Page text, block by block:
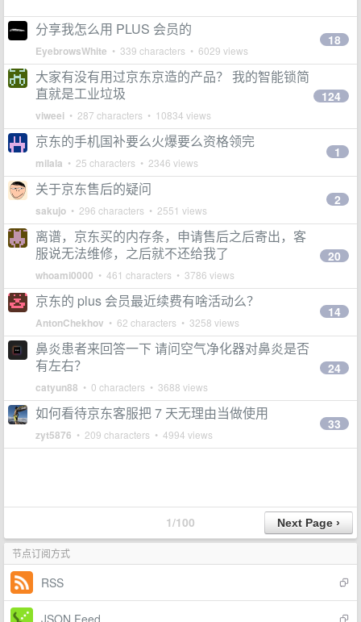
分享我怎么用 PLUS 会员的
EyebrowsWhite • 339 characters • 6029 views
18
大家有没有用过京东京造的产品？ 我的智能锁简
直就是工业垃圾
viweei • 287 characters • 10834 views
124
京东的手机国补要么火爆要么资格领完
milala • 25 characters • 2346 views
1
关于京东售后的疑问
sakujo • 296 characters • 2551 views
2
离谱，京东买的内存条，申请售后之后寄出，客
服说无法维修，之后就不还给我了
whoami0000 • 461 characters • 3786 views
20
京东的 plus 会员最近续费有啥活动么？
AntonChekhov • 62 characters • 3258 views
14
鼻炎患者来回答一下 请问空气净化器对鼻炎是否
有左右？
catyun88 • 0 characters • 3688 views
24
如何看待京东客服把 7 天无理由当做使用
zyt5876 • 209 characters • 4994 views
33
1/100
节点订阅方式
RSS
JSON Feed